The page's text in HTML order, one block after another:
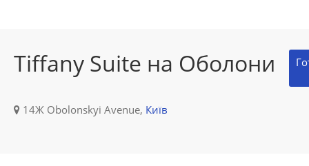
Tiffany Suite на Оболони
14Ж Obolonskyi Avenue, Київ